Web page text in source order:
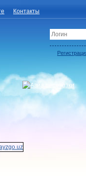
Контакты